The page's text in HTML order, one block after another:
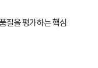
질을 평가하는 핵심